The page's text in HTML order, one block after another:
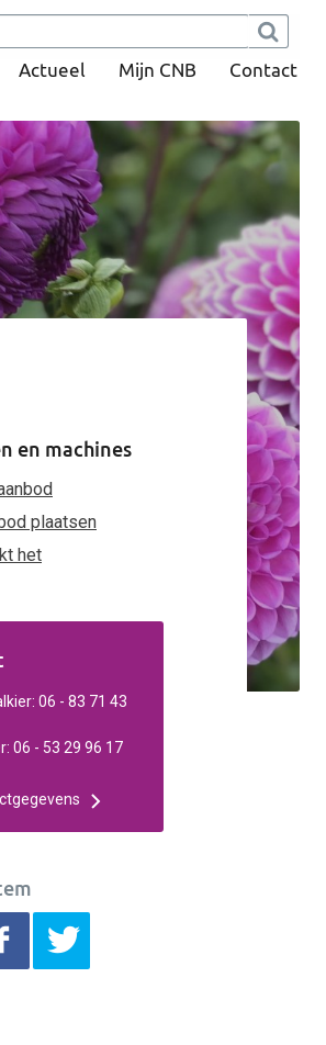
Actueel Mijn CNB Contact
en machines
plaatsen
het
06 - 83 71 43
06 - 53 29 96 17